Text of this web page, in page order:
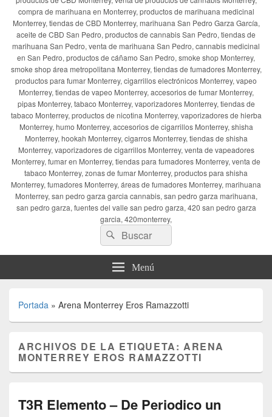
compra de marihuana en Monterrey, productos de marihuana medicinal
Monterrey, tiendas de CBD Monterrey, marihuana San Pedro Garza García,
aceite de CBD San Pedro, productos de cannabis San Pedro, tiendas de
marihuana San Pedro, venta de marihuana San Pedro, cannabis medicinal
en San Pedro, productos de cáñamo San Pedro, smoke shop Monterrey,
smoke shop área metropolitana Monterrey, tiendas de fumadores Monterrey,
productos para fumar Monterrey, cigarrillos electrónicos Monterrey, vapeo
Monterrey, tiendas de vapeo Monterrey, accesorios de fumar Monterrey,
pipas Monterrey, tabaco Monterrey, vaporizadores Monterrey, tiendas de
tabaco Monterrey, productos de nicotina Monterrey, vaporizadores de hierba
Monterrey, humo Monterrey, accesorios de cigarrillos Monterrey, shisha
Monterrey, hookah Monterrey, cigarros Monterrey, tiendas de shisha
Monterrey, vaporizadores de cigarrillos Monterrey, venta de vapeadores
Monterrey, fumar en Monterrey, tiendas para fumadores Monterrey, venta de
tabaco Monterrey, zonas de fumar Monterrey, productos para shisha
Monterrey, fumadores Monterrey, áreas de fumadores Monterrey, marihuana
Monterrey, san pedro garza garcia cannabis, san pedro garza marihuana,
san pedro garza, fuentes del valle san pedro garza, 420 san pedro garza
garcia, 420monterrey,
Buscar
por:
Buscar
Menú
Portada » Arena Monterrey Eros Ramazzotti
ARCHIVOS DE LA ETIQUETA:ARENA
MONTERREY EROS RAMAZZOTTI
T3R Elemento – De Periodico un